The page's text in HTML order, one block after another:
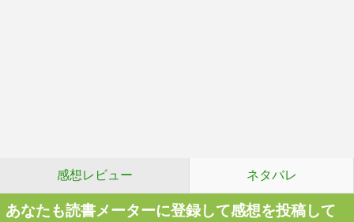
感想レビュー ネタバレ
あなたも読書メーターに登録して感想を投稿して